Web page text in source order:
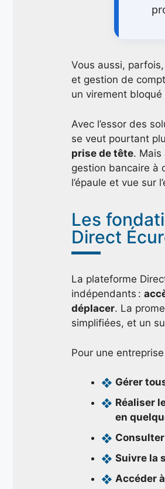
Vous aussi,
et gestion de
un virement
Avec l’essor des
se veut pourtant
prise de tête. Mais
gestion bancaire à
l’épaule et vue sur
Les
Direct
La plateforme
indépendants :
déplacer. La
simplifiées, et un
Pour une
Gérer
Réaliser
en
Suivre la
Accéder